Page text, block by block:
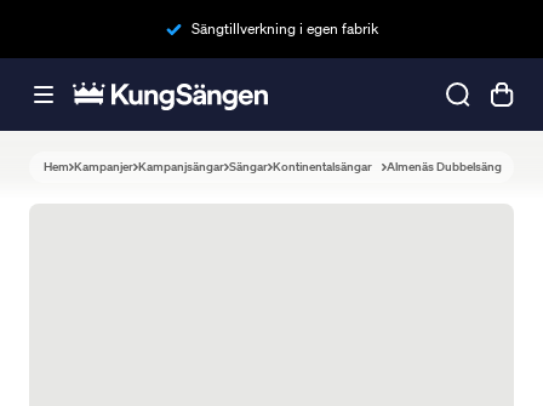
Sängtillverkning i egen fabrik
Hem Kampanjer Kampanjsängar Sängar Kontinentalsängar Almenäs Dubbelsäng